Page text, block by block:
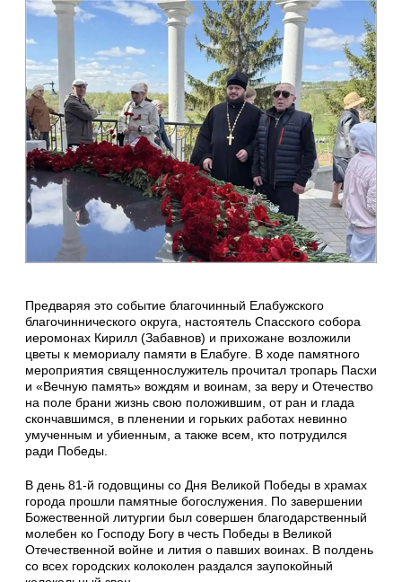
Предваряя это событие благочинный Елабужского
благочиннического округа, настоятель Спасского собора
иеромонах Кирилл (Забавнов) и прихожане возложили
цветы к мемориалу памяти в Елабуге. В ходе памятного
мероприятия священнослужитель прочитал тропарь Пасхи
и «Вечную память» вождям и воинам, за веру и Отечество
на поле брани жизнь свою положившим, от ран и глада
скончавшимся, в пленении и горьких работах невинно
умученным и убиенным, а также всем, кто потрудился
ради Победы.
В день 81-й годовщины со Дня Великой Победы в храмах
города прошли памятные богослужения. По завершении
Божественной литургии был совершен благодарственный
молебен ко Господу Богу в честь Победы в Великой
Отечественной войне и лития о павших воинах. В полдень
со всех городских колоколен раздался заупокойный